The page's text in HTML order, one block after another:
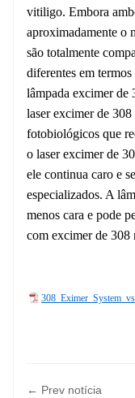
vitiligo. Embora
aproximadamente o
são totalmente
diferentes em
lâmpada excimer de
laser excimer de
fotobiológicos que
o laser excimer de
ele continua caro e
especializados. A
menos cara e pode
com excimer de 308
← Prev notícia